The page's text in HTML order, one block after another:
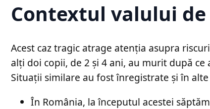
Contextul valului
Acest caz tragic atrage atenția asupra
alți doi copii, de 2 și 4 ani, au murit după
Situații similare au fost înregistrate și în
În România, la începutul acestei